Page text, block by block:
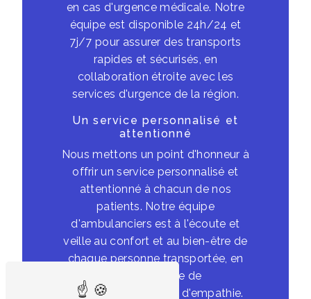
en cas d'urgence médicale. Notre
équipe est disponible 24h/24 et
7j/7 pour assurer des transports
rapides et sécurisés, en
collaboration étroite avec les
services d'urgence de la région.
Un service personnalisé et
attentionné
Nous mettons un point d'honneur à
offrir un service personnalisé et
attentionné à chacun de nos
patients. Notre équipe
d'ambulanciers est à l'écoute et
veille au confort et au bien-être de
chaque personne transportée, en
faisant preuve de
professionnalisme et d'empathie.